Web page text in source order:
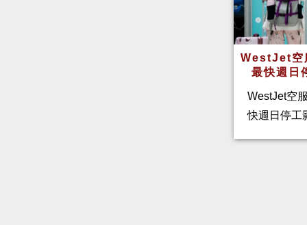
WestJet空
最快週日
WestJet空
快週日停工